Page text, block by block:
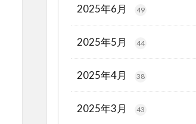
2025年6月 49
2025年5月 44
2025年4月 38
2025年3月 43